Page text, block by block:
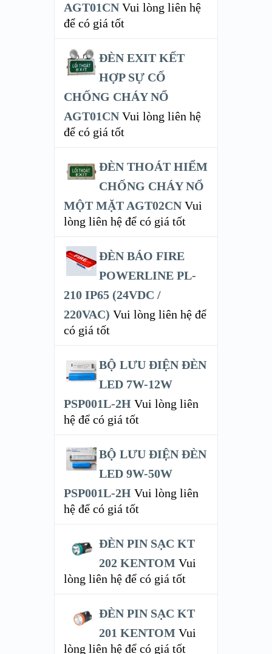
AGT01CN Vui lòng liên hệ
để có giá tốt
ĐÈN EXIT KẾT
HỢP SỰ CỐ
CHỐNG CHÁY NỔ
AGT01CN Vui lòng liên hệ
để có giá tốt
ĐÈN THOÁT HIỂM
CHỐNG CHÁY NỔ
MỘT MẶT AGT02CN Vui
lòng liên hệ để có giá tốt
ĐÈN BÁO FIRE
POWERLINE PL-
210 IP65 (24VDC /
220VAC) Vui lòng liên hệ để
có giá tốt
BỘ LƯU ĐIỆN ĐÈN
LED 7W-12W
PSP001L-2H Vui lòng liên
hệ để có giá tốt
BỘ LƯU ĐIỆN ĐÈN
LED 9W-50W
PSP001L-2H Vui lòng liên
hệ để có giá tốt
ĐÈN PIN SẠC KT
202 KENTOM Vui
lòng liên hệ để có giá tốt
ĐÈN PIN SẠC KT
201 KENTOM Vui
lòng liên hệ để có giá tốt